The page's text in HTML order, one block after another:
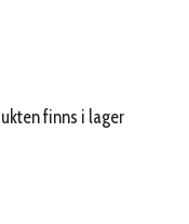
finns i lager